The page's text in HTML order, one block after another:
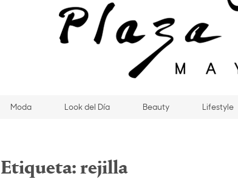
Moda Look del Día Beauty Lifestyle
Etiqueta: rejilla